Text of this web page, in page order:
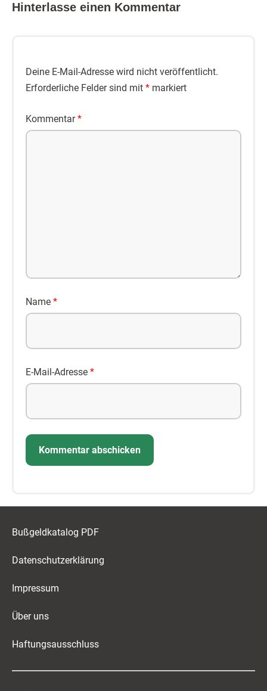
Hinterlasse einen Kommentar
Deine E-Mail-Adresse wird nicht veröffentlicht.
Erforderliche Felder sind mit * markiert
Kommentar*
Name *
E-Mail-Adresse *
Bußgeldkatalog PDF
Datenschutzerklärung
Impressum
Über uns
Haftungsausschluss